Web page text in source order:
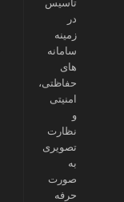
تاسیس
در
زمینه
سامانه
های
حفاظتی،
امنیتی
و
نظارت
تصویری
به
صورت
حرفه